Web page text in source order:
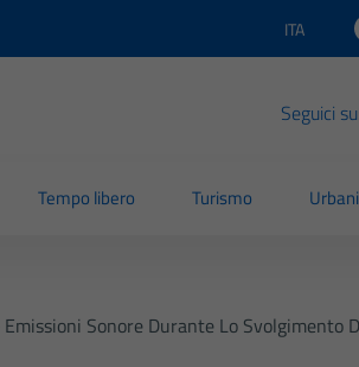
Lingua
ITA
Seguici su:
Tempo libero Turismo
Sonore Durante Lo Svolgimento